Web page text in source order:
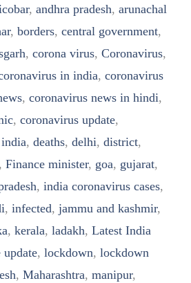
, andhra pradesh, arunachal
, borders, central government,
, corona virus, Coronavirus,
in india, coronavirus
, coronavirus news in hindi,
, coronavirus update,
, deaths, delhi, district,
, Finance minister, goa, gujarat,
, india coronavirus cases,
, infected, jammu and kashmir,
, kerala, ladakh, Latest India
, lockdown, lockdown
, Maharashtra, manipur,